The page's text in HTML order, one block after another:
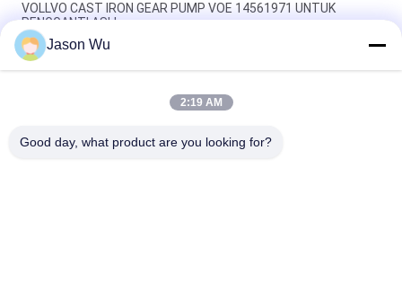
VOLLVO CAST IRON GEAR PUMP VOE 14561971 UNTUK
PENGGANTI ASLI
VOLLVO CAST IRON GEAR PUMP VOE 14537295 UNTUK
PENGGANTI ASLI
VOLLVO CAST IRON GEAR PUMP VOE 14782798 UNTUK
Jason Wu
2:19 AM
Good day, what product are you looking for?